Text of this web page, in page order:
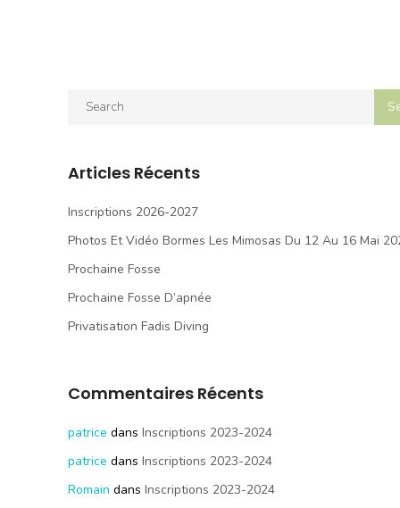
Articles Récents
Inscriptions 2026-2027
Photos Et Vidéo Bormes Les Mimosas Du 12 Au 16 Mai
Prochaine Fosse
Prochaine Fosse D’apnée
Privatisation Fadis Diving
Commentaires Récents
patrice dans Inscriptions 2023-2024
patrice dans Inscriptions 2023-2024
Romain dans Inscriptions 2023-2024